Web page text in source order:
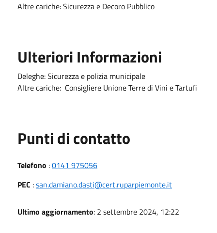
Altre cariche: Sicurezza e Decoro Pubblico
Ulteriori Informazioni
Deleghe: Sicurezza e polizia municipale
Altre cariche: Consigliere Unione Terre di Vini e Tartufi
Punti di contatto
Telefono :0141 975056
PEC :san.damiano.dasti@cert.ruparpiemonte.it
Ultimo aggiornamento: 2 settembre 2024, 12:22